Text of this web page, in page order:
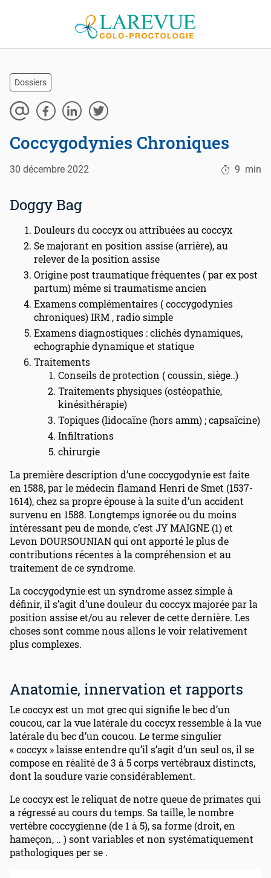
Dossiers
Coccygodynies Chroniques
30 décembre 2022 9 min
Doggy Bag
Douleurs du coccyx ou attribuées au coccyx
Se majorant en position assise (arrière), au
relever de la position assise
Origine post traumatique fréquentes ( par ex post
partum) même si traumatisme ancien
Examens complémentaires ( coccygodynies
chroniques) IRM , radio simple
Examens diagnostiques : clichés dynamiques,
echographie dynamique et statique
Traitements
Conseils de protection ( coussin, siège..)
Traitements physiques (ostéopathie,
kinésithérapie)
Topiques (lidocaïne (hors amm) ; capsaïcine)
Infiltrations
chirurgie
La première description d’une coccygodynie est faite
en 1588, par le médecin flamand Henri de Smet (1537-
1614), chez sa propre épouse à la suite d’un accident
survenu en 1588. Longtemps ignorée ou du moins
intéressant peu de monde, c’est JY MAIGNE (1) et
Levon DOURSOUNIAN qui ont apporté le plus de
contributions récentes à la compréhension et au
traitement de ce syndrome.
La coccygodynie est un syndrome assez simple à
définir, il s’agit d’une douleur du coccyx majorée par la
position assise et/ou au relever de cette dernière. Les
choses sont comme nous allons le voir relativement
plus complexes.
Anatomie, innervation et rapports
Le coccyx est un mot grec qui signifie le bec d’un
coucou, car la vue latérale du coccyx ressemble à la vue
latérale du bec d’un coucou. Le terme singulier
« coccyx » laisse entendre qu’il s’agit d’un seul os, il se
compose en réalité de 3 à 5 corps vertébraux distincts,
dont la soudure varie considérablement.
Le coccyx est le reliquat de notre queue de primates qui
a régressé au cours du temps. Sa taille, le nombre
vertèbre coccygienne (de 1 à 5), sa forme (droit, en
hameçon, .. ) sont variables et non systématiquement
pathologiques per se .